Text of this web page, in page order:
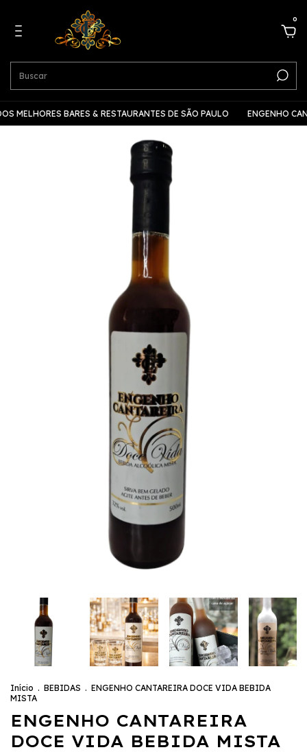
0
BARES & RESTAURANTES DE SÃO PAULO ENGENHO
Início . BEBIDAS . ENGENHO CANTAREIRA DOCE VIDA BEBIDA
MISTA
ENGENHO CANTAREIRA
DOCE VIDA BEBIDA MISTA